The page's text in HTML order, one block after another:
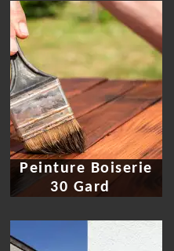
Peinture Boiserie
30 Gard